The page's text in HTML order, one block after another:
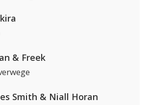
& Freek
Smith & Niall Horan